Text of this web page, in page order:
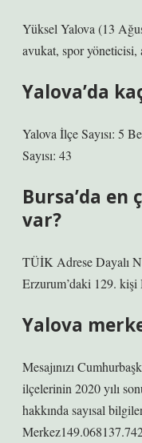
Yüksel Yalova (13
avukat, spor yöneticisi,
Yalova’da
Yalova İlçe Sayısı: 5
Sayısı: 43
Bursa’da
var?
TÜİK Adrese Dayalı
Erzurum’daki 129. kişi
Yalova
Mesajınızı
ilçelerinin 2020 yılı
hakkında sayısal